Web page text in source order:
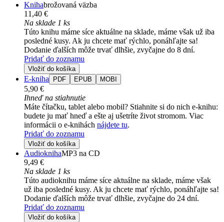
Knihabrožovaná väzba
11,40 €
Na sklade 1 ks
Túto knihu máme síce aktuálne na sklade, máme však už iba
posledné kusy. Ak ju chcete mať rýchlo, ponáhľajte sa!
Dodanie ďalších môže trvať dlhšie, zvyčajne do 8 dní.
Pridať do zoznamu
Vložiť do košíka
E-kniha PDF EPUB MOBI
5,90 €
Ihneď na stiahnutie
Máte čítačku, tablet alebo mobil? Stiahnite si do nich e-knihu:
budete ju mať hneď a ešte aj ušetríte život stromom. Viac
informácii o e-knihách nájdete tu.
Pridať do zoznamu
Vložiť do košíka
AudioknihaMP3 na CD
9,49 €
Na sklade 1 ks
Túto audioknihu máme síce aktuálne na sklade, máme však
už iba posledné kusy. Ak ju chcete mať rýchlo, ponáhľajte sa!
Dodanie ďalších môže trvať dlhšie, zvyčajne do 24 dní.
Pridať do zoznamu
Vložiť do košíka